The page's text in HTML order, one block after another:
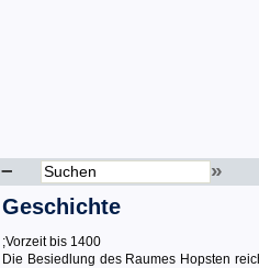
– »
Geschichte
;Vorzeit bis 1400
Die Besiedlung des Raumes Hopsten